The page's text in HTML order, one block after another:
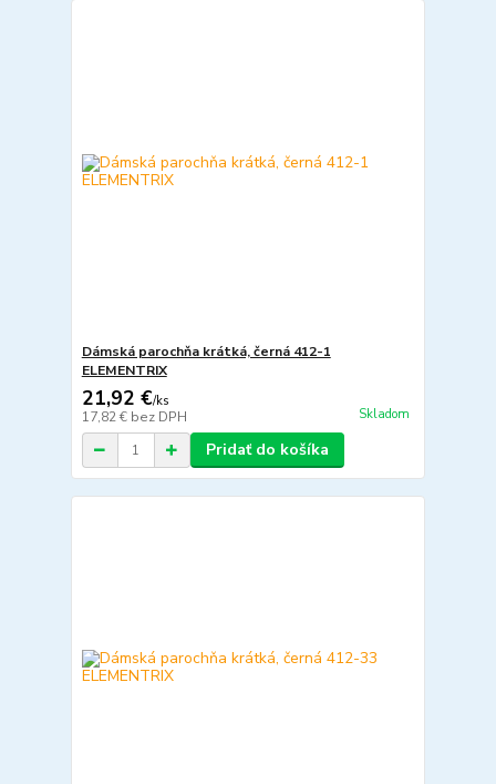
Dámská parochňa krátká, černá 412-1
ELEMENTRIX
21,92 €/ks
17,82 € bez DPH Skladom
Pridať do košíka